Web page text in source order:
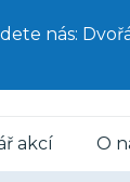
nás:
akcí O